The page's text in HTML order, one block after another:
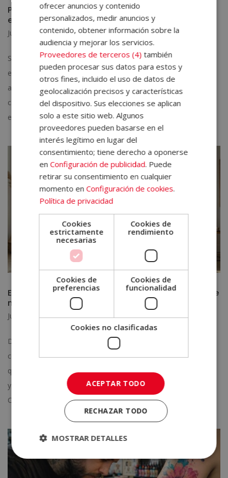
Primeros auxilios para perros: qué hacer en una
emergencia
Jun 15, 2026|Salud y Deporte
Saber actuar en los primeros minutos puede ser la diferencia
entre la vida y la muerte de un animal. Esta guía de primeros
auxilios para perros explica cómo responder con criterio, qué
conocimientos son imprescindibles y por qué la formación
especializada se ha vuelto...
Estilos de decoración del hogar: cómo elegir el que
mejor se adapta a tu casa
Jun 8, 2026|Artes y Oficios
Decorar una casa es mucho más que elegir muebles bonitos o
colores que combinen bien. Es una decisión que refleja cómo
quieres vivir, qué sensaciones quieres encontrar al llegar a casa
y qué imagen quieres proyectar del espacio que habitas.
Conocer los principales...
ofrecer anuncios y contenido
personalizados, medir anuncios y
contenido, obtener información sobre la
audiencia y mejorar los servicios.
Proveedores de terceros (4) también
pueden procesar sus datos para estos y
otros fines, incluido el uso de datos de
geolocalización precisos y características
del dispositivo. Sus elecciones se aplican
solo a este sitio web. Algunos
proveedores pueden basarse en el
interés legítimo en lugar del
consentimiento; tiene derecho a oponerse
enConfiguración de publicidad. Puede
retirar su consentimiento en cualquier
momento enConfiguración de cookies.
Política de privacidad
Cookies
estrictamente
necesarias
Cookies de
rendimiento
Cookies de
preferencias
Cookies de
funcionalidad
Cookies no clasificadas
ACEPTAR TODO
RECHAZAR TODO
MOSTRAR DETALLES